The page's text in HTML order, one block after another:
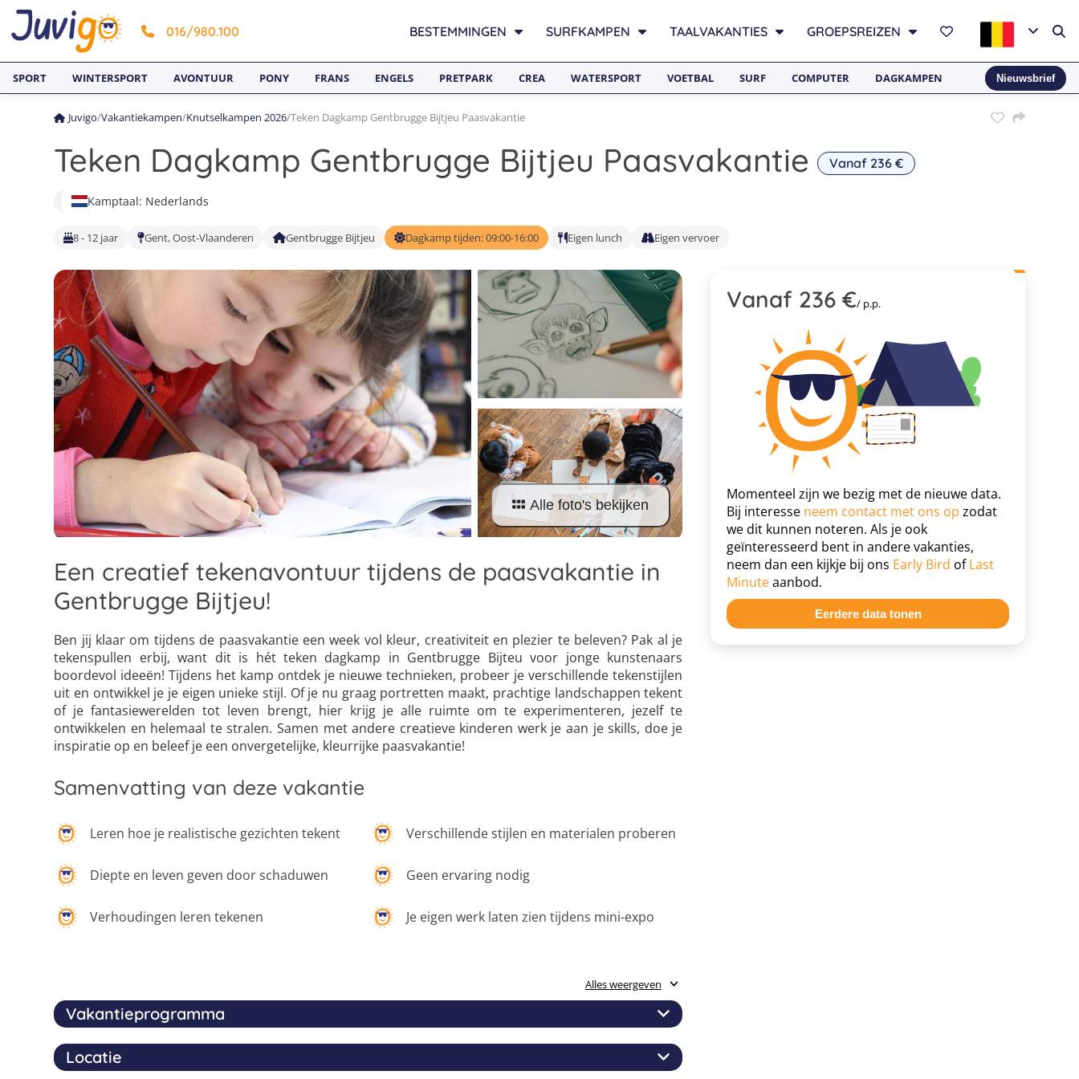
016/980.100 BESTEMMINGEN SURFKAMPEN TAALVAKANTIES GROEPSREIZEN
SPORT WINTERSPORT AVONTUUR PONY FRANS ENGELS PRETPARK CREA WATERSPORT VOETBAL SURF COMPUTER DAGKAMPEN Nieuwsbrief
Juvigo/Vakantiekampen/Knutselkampen 2026/Teken Dagkamp Gentbrugge Bijtjeu Paasvakantie
Teken Dagkamp Gentbrugge Bijtjeu Paasvakantie Vanaf 236 €
Kamptaal: Nederlands
8 - 12 jaar Gent, Oost-Vlaanderen Gentbrugge Bijtjeu Dagkamp tijden: 09:00-16:00 Eigen lunch Eigen vervoer
Vanaf 236 €/ p.p.
Momenteel zijn we bezig met de nieuwe data.
Bij interesse neem contact met ons op zodat
we dit kunnen noteren. Als je ook
geïnteresseerd bent in andere vakanties,
neem dan een kijkje bij ons Early Bird ofLast
Minuteaanbod.
Eerdere data tonen
Alle foto's bekijken
Een creatief tekenavontuur tijdens de paasvakantie in
Gentbrugge Bijtjeu!
Ben jij klaar om tijdens de paasvakantie een week vol kleur, creativiteit en plezier te beleven? Pak al je
tekenspullen erbij, want dit is hét teken dagkamp in Gentbrugge Bijteu voor jonge kunstenaars
boordevol ideeën! Tijdens het kamp ontdek je nieuwe technieken, probeer je verschillende tekenstijlen
uit en ontwikkel je je eigen unieke stijl. Of je nu graag portretten maakt, prachtige landschappen tekent
of je fantasiewerelden tot leven brengt, hier krijg je alle ruimte om te experimenteren, jezelf te
ontwikkelen en helemaal te stralen. Samen met andere creatieve kinderen werk je aan je skills, doe je
inspiratie op en beleef je een onvergetelijke, kleurrijke paasvakantie!
Samenvatting van deze vakantie
Leren hoe je realistische gezichten tekent
Diepte en leven geven door schaduwen
Verhoudingen leren tekenen
Verschillende stijlen en materialen proberen
Geen ervaring nodig
Je eigen werk laten zien tijdens mini-expo
Alles weergeven
Vakantieprogramma
Altijd al willen leren hoe je realistische gezichten tekent? Grijp dan deze kans! Tijdens het kamp ontdek
je hoe je met schaduwen diepte aanbrengt en je tekeningen echt tot leven laat komen. Samen met je
Locatie